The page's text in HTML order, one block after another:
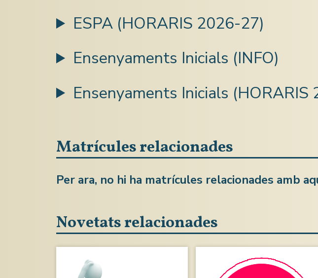
ESPA (HORARIS 2026-27)
Ensenyaments Inicials (INFO)
Ensenyaments Inicials (HORARIS
Matrícules relacionades
Per ara, no hi ha matrícules relacionades amb
Novetats relacionades